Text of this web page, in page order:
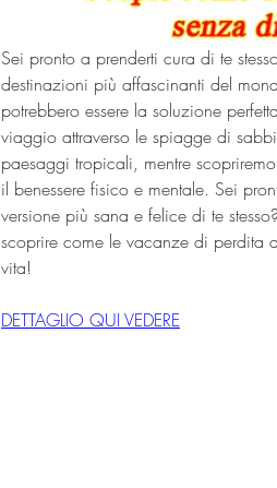
Sei pronto a prenderti cura di te
destinazioni più affascinanti del
potrebbero essere la soluzione
viaggio attraverso le spiagge di
paesaggi tropicali, mentre
il benessere fisico e mentale. Sei
versione più sana e felice di te
scoprire come le vacanze di perdita
vita!
DETTAGLIO QUI VEDERE